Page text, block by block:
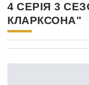
4 СЕРІЯ 3
КЛАРКСОНА"